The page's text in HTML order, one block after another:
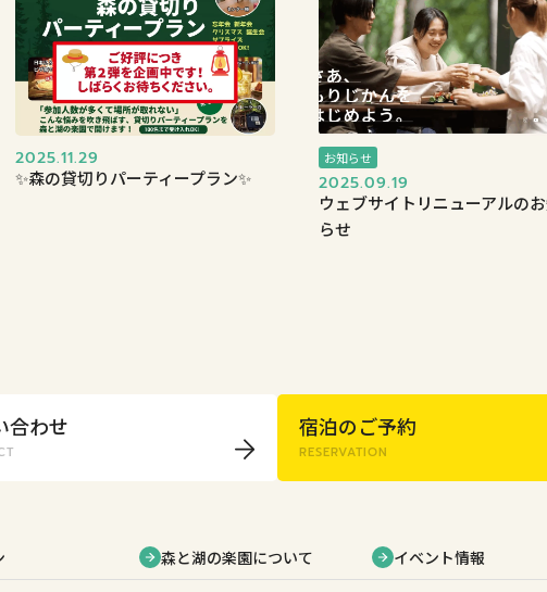
2025.11.29
✨森の貸切りパーティープラン✨
お知らせ
2025.09.19
ウェブサイトリニューアルの
らせ
合わせ 宿泊のご予約
RESERVATION
森と湖の楽園について イベント情報